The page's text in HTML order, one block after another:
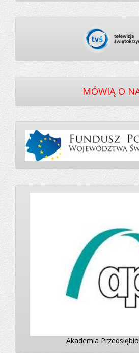
MÓWIĄ O
Akademia